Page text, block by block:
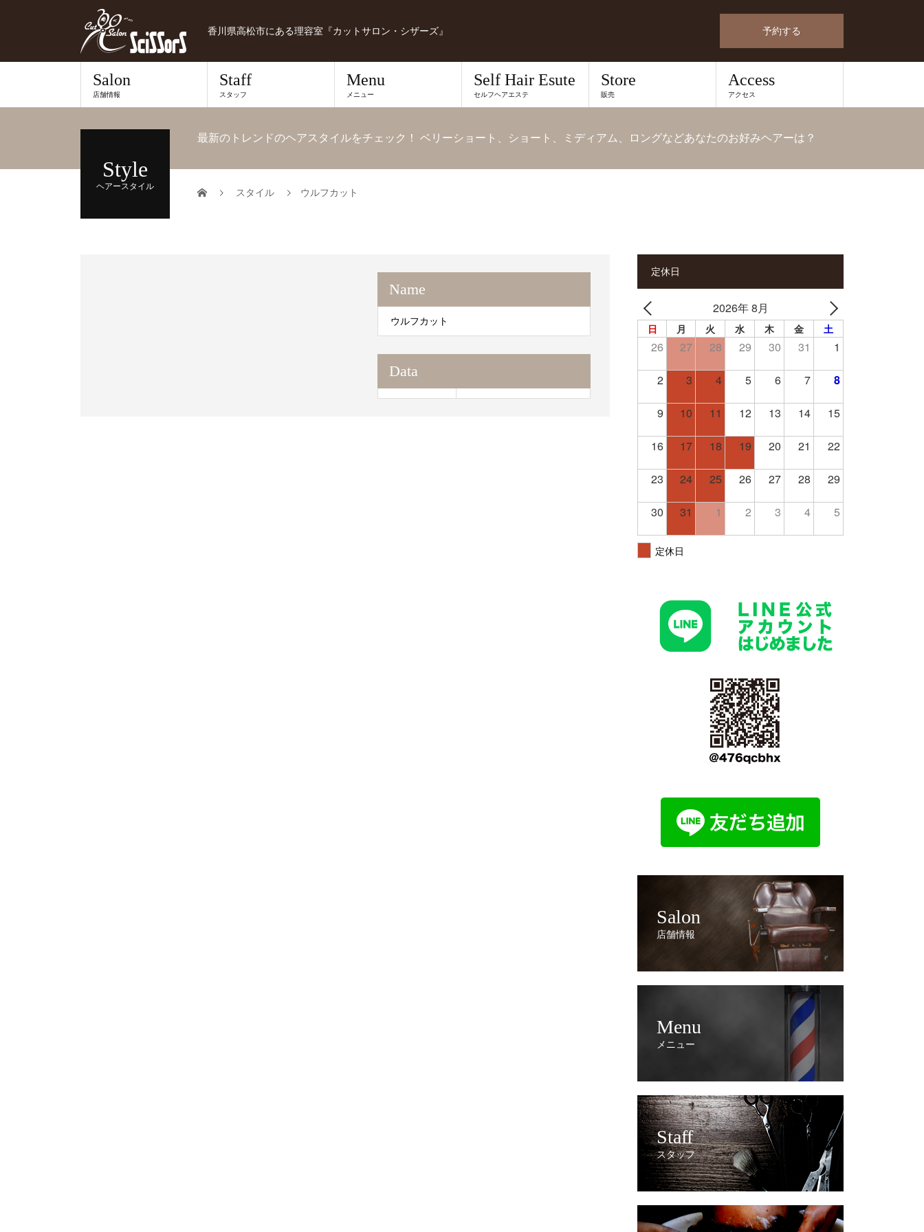
香川県高松市にある理容室『カットサロン・シザーズ』 予約する
Salon
店舗情報
Staff
スタッフ
Menu
メニュー
Self Hair Esute
セルフヘアエステ
Store
販売
Access
アクセス
Style
ヘアースタイル
最新のトレンドのヘアスタイルをチェック！ ベリーショート、ショート、ミディアム、ロングなどあなたのお好みヘアーは？
スタイル ウルフカット
Name
ウルフカット
Data
定休日
2026年 8月
日 月 火 水 木 金 土
26 27 28 29 30 31 1
2 3 4 5 6 7 8
9 10 11 12 13 14 15
16 17 18 19 20 21 22
23 24 25 26 27 28 29
30 31 1 2 3 4 5
定休日
Salon
店舗情報
Menu
メニュー
Staff
スタッフ